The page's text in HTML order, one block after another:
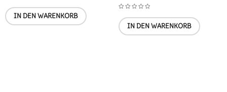
IN DEN WARENKORB
IN DEN WARENKORB